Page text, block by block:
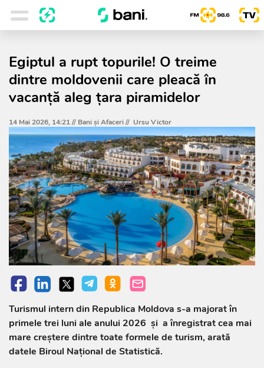
Egiptul a rupt topurile! O treime
dintre moldovenii care pleacă în
vacanță aleg țara piramidelor
14 Mai 2026, 14:21 // Bani și Afaceri// Ursu Victor
Turismul intern din Republica Moldova s-a majorat în
primele trei luni ale anului 2026 și a înregistrat cea mai
mare creștere dintre toate formele de turism, arată
datele Biroul Național de Statistică.